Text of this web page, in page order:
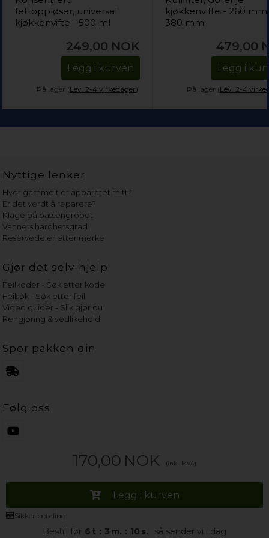
170,00 NOK (inkl. MVA)
Legg i kurven
Sikker betaling
Bestill før 6 t : 3 m. : 10 s. så sender vi i dag
fettoppløser, universal
kjøkkenvifte - 500 ml
249,00 NOK
Legg i kurven
På lager (Lev. 2-4 virkedager).
kjøkkenvifte - 260 mm
380 mm
479,00
Legg i
På lager (Lev. 2-4
Nyttige lenker
Hvor gammelt er apparatet mitt?
Er det verdt å reparere?
Klage på bassengrobot
Vannets hardhetsgrad
Reservedeler etter merke
Gjør det selv-hjelp
Feilkoder - Søk etter kode
Feilsøk - Søk etter feil
Video guider - Slik gjør du
Rengjøring & vedlikehold
Spor pakken din
Følg oss